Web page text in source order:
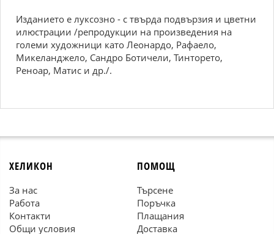
Изданието е луксозно - с твърда подвързия и цветни
илюстрации /репродукции на произведения на
големи художници като Леонардо, Рафаело,
Микеланджело, Сандро Ботичели, Тинторето,
Реноар, Матис и др./.
ХЕЛИКОН
За нас
Работа
Контакти
Общи условия
ПОМОЩ
Търсене
Поръчка
Плащания
Доставка